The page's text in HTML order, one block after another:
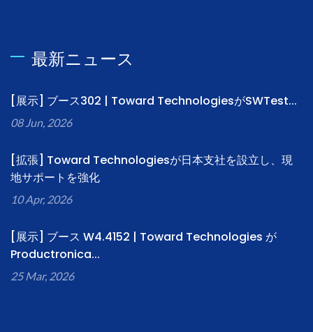
最新ニュース
[展示] ブース302 | Toward TechnologiesがSWTest...
08 Jun, 2026
[拡張] Toward Technologiesが日本支社を設立し、現
地サポートを強化
10 Apr, 2026
[展示] ブース W4.4152 | Toward Technologies が
Productronica...
25 Mar, 2026